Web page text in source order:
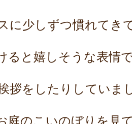
に少しずつ慣れてきて
ると嬉しそうな表情
拶をしたりしていま
のこいのぼりを見て